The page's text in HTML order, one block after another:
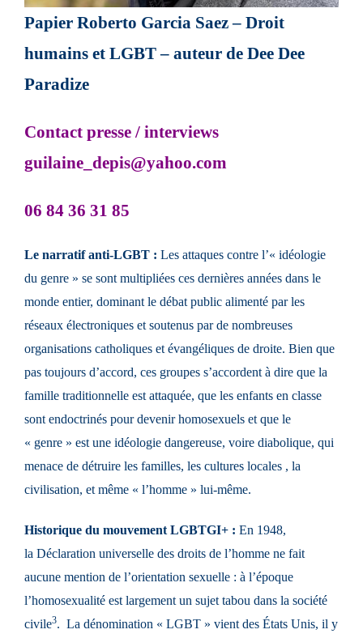
Papier Roberto Garcia Saez – Droit
humains et LGBT – auteur de Dee Dee
Paradize
Contact presse / interviews
guilaine_depis@yahoo.com
06 84 36 31 85
Le narratif anti-LGBT : Les attaques contre l’« idéologie
du genre » se sont multipliées ces dernières années dans le
monde entier, dominant le débat public alimenté par les
réseaux électroniques et soutenus par de nombreuses
organisations catholiques et évangéliques de droite. Bien que
pas toujours d’accord, ces groupes s’accordent à dire que la
famille traditionnelle est attaquée, que les enfants en classe
sont endoctrinés pour devenir homosexuels et que le
« genre » est une idéologie dangereuse, voire diabolique, qui
menace de détruire les familles, les cultures locales , la
civilisation, et même « l’homme » lui-même.
Historique du mouvement LGBTGI+ : En 1948,
la Déclaration universelle des droits de l’homme ne fait
aucune mention de l’orientation sexuelle : à l’époque
l’homosexualité est largement un sujet tabou dans la société
civile3. La dénomination « LGBT » vient des États Unis, il y